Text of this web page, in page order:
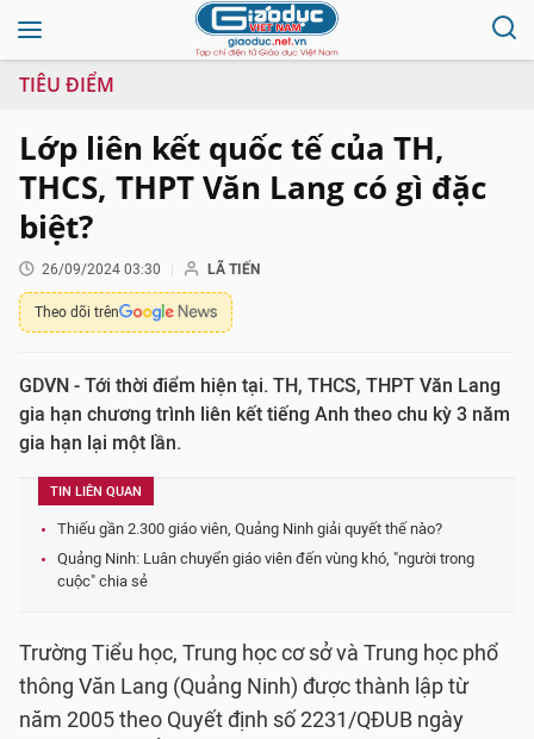
TIÊU ĐIỂM
Lớp liên kết quốc tế của TH,
THCS, THPT Văn Lang có gì đặc
biệt?
26/09/2024 03:30 LÃ TIẾN
Theo dõi trên
GDVN - Tới thời điểm hiện tại. TH, THCS, THPT Văn Lang
gia hạn chương trình liên kết tiếng Anh theo chu kỳ 3 năm
gia hạn lại một lần.
TIN LIÊN QUAN
Thiếu gần 2.300 giáo viên, Quảng Ninh giải quyết thế nào?
Quảng Ninh: Luân chuyển giáo viên đến vùng khó, "người trong
cuộc" chia sẻ
Trường Tiểu học, Trung học cơ sở và Trung học phổ
thông Văn Lang (Quảng Ninh) được thành lập từ
năm 2005 theo Quyết định số 2231/QĐUB ngày